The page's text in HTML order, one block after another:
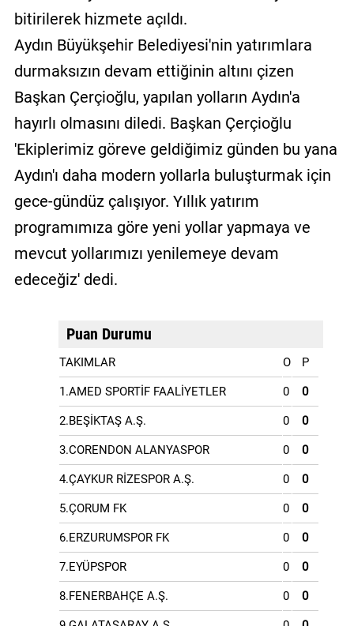
bitirilerek hizmete açıldı.
Aydın Büyükşehir Belediyesi'nin yatırımlara
durmaksızın devam ettiğinin altını çizen
Başkan Çerçioğlu, yapılan yolların Aydın'a
hayırlı olmasını diledi. Başkan Çerçioğlu
'Ekiplerimiz göreve geldiğimiz günden bu yana
Aydın'ı daha modern yollarla buluşturmak için
gece-gündüz çalışıyor. Yıllık yatırım
programımıza göre yeni yollar yapmaya ve
mevcut yollarımızı yenilemeye devam
edeceğiz' dedi.
Puan Durumu
TAKIMLAR O P
1.AMED SPORTİF FAALİYETLER 0 0
2.BEŞİKTAŞ A.Ş. 0 0
3.CORENDON ALANYASPOR 0 0
4.ÇAYKUR RİZESPOR A.Ş. 0 0
5.ÇORUM FK 0 0
6.ERZURUMSPOR FK 0 0
7.EYÜPSPOR 0 0
8.FENERBAHÇE A.Ş. 0 0